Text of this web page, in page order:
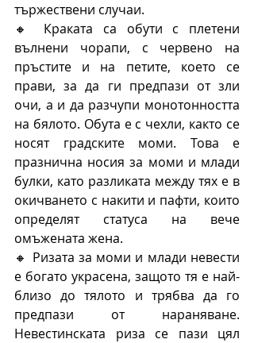
тържествени случаи.
🔸 Краката са обути с плетени
вълнени чорапи, с червено на
пръстите и на петите, което се
прави, за да ги предпази от зли
очи, а и да разчупи монотонността
на бялото. Обута е с чехли, както се
носят градските моми. Това е
празнична носия за моми и млади
булки, като разликата между тях е в
окичването с накити и пафти, които
определят статуса на вече
омъжената жена.
🔸 Ризата за моми и млади невести
е богато украсена, защото тя е най-
близо до тялото и трябва да го
предпази от нараняване.
Невестинската риза се пази цял